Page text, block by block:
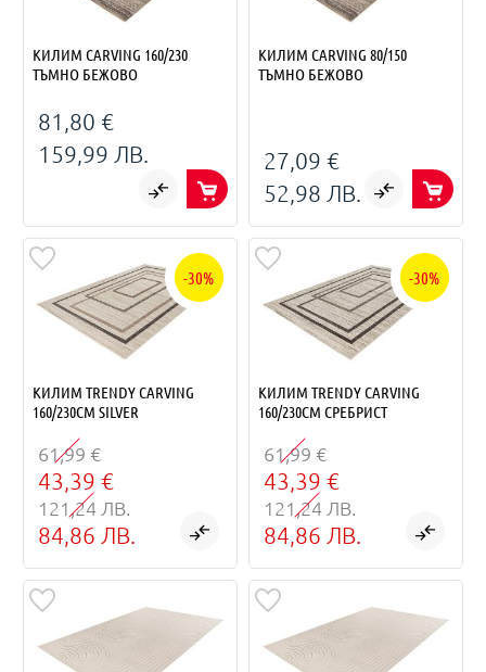
КИЛИМ CARVING 160/230
ТЪМНО БЕЖОВО
81,80 €
159,99 ЛВ.
КИЛИМ CARVING 80/150
ТЪМНО БЕЖОВО
27,09 €
52,98 ЛВ.
-30%
КИЛИМ TRENDY CARVING
160/230СМ SILVER
61,99 €
43,39 €
121,24 ЛВ.
84,86 ЛВ.
-30%
КИЛИМ TRENDY CARVING
160/230СМ СРЕБРИСТ
61,99 €
43,39 €
121,24 ЛВ.
84,86 ЛВ.